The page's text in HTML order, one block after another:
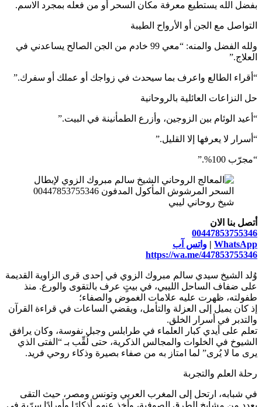
بفضل الله يستطيع معرفة مكان السحر أو من فعله بمجرد الاسم.
التواصل مع الجن أو الأرواح الطيبة
ولله الفضل والمنه: “معي 99 خادم من الجن الصالح يساعدني في
العلاج.”
“أقراء الطالع واعرف بما سيحدث في زواجك أو عملك أو سفرك.”
حل النزاعات العائلية بالروحانية
“أعيد الوئام بين الزوجين، وأزرع الطمأنينة في البيت.”
“أسرار لا يعرفها إلا القليل.”
“مجرّب 100%.”
شيخ روحاني ليبي
أتصل بنا الان
00447853755346
WhatsApp
| واتس آب
https://wa.me/447853755346
وُلد الشيخ سيدي سالم مبروك الزوي في إحدى قرى الزاوية القديمة
على ضفاف الساحل الليبي، في بيتٍ عرف بالتقوى والورع. منذ
طفولته، ظهرت عليه علامات الغموض والصفاء؛
إذ كان يميل إلى العزلة والتأمل، ويقضي الساعات في قراءة القرآن
والتدبر في أسرار الخلق.
تعلم على أيدي كبار العلماء في طرابلس وجبل نفوسة، وكان يرافق
الشيوخ في الخلوات والمجالس الذكرية، حتى لُقِّب بـ “الفتى الذي
يرى ما لا يُرى” لما امتاز به من صفاء بصيرة وذكاء روحي فريد.
رحلة العلم والتجربة
في شبابه، ارتحل إلى المغرب العربي وتونس ومصر، حيث التقى
بعدد من مشايخ الطرق الصوفية، وأخذ عنهم أذكارًا وأورادًا سرّية في